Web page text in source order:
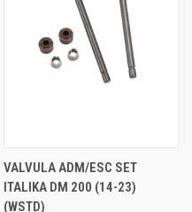
VALVULA ADM/ESC SET
ITALIKA DM 200 (14-23)
(WSTD)